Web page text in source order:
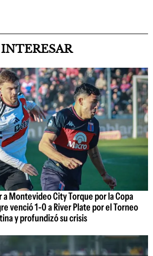
Montevideo City Torque por la Copa
venció 1-0 a River Plate por el Torneo
y profundizó su crisis